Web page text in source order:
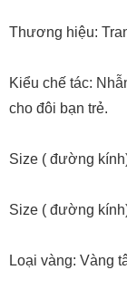
Thương hiệu:
Kiểu chế tác:
cho đôi bạn trẻ.
Size ( đường
Size ( đường
Loại vàng: Vàng